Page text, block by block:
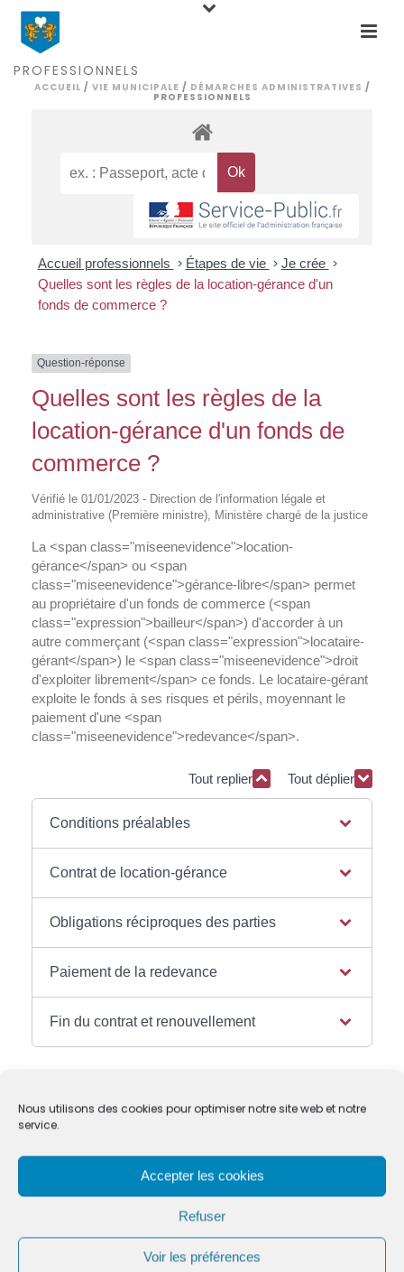
Nous utilisons des cookies pour optimiser notre site web et notre
service.
Accepter les cookies
Refuser
Voir les préférences
PROFESSIONNELS
ACCUEIL / VIE MUNICIPALE / DÉMARCHES ADMINISTRATIVES /
PROFESSIONNELS
Accueil professionnels > Étapes de vie > Je crée >
Quelles sont les règles de la location-gérance d'un
fonds de commerce ?
Question-réponse
Quelles sont les règles de la
location-gérance d'un fonds de
commerce ?
Vérifié le 01/01/2023 - Direction de l'information légale et
administrative (Première ministre), Ministère chargé de la justice
La <span class="miseenevidence">location-
gérance</span> ou <span
class="miseenevidence">gérance-libre</span> permet
au propriétaire d'un fonds de commerce (<span
class="expression">bailleur</span>) d'accorder à un
autre commerçant (<span class="expression">locataire-
gérant</span>) le <span class="miseenevidence">droit
d'exploiter librement</span> ce fonds. Le locataire-gérant
exploite le fonds à ses risques et périls, moyennant le
paiement d'une <span
class="miseenevidence">redevance</span>.
Tout replier Tout déplier
Conditions préalables
Contrat de location-gérance
Obligations réciproques des parties
Paiement de la redevance
Fin du contrat et renouvellement
Textes de référence
Services en ligne et formulaires